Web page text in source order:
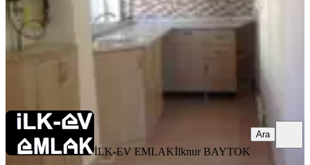
5.150.000 ₺
İLK-EV EMLAKİlknur BAYTOK
Ara